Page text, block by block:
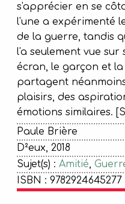
s'apprécier en se
l'une a expérimenté
de la guerre, tandis
l'a seulement vue sur
écran, le garçon et la
partagent
plaisirs, des
émotions similaires.
Paule Brière
D²eux, 2018
Sujet(s) : Amitié,
ISBN : 9782924645277